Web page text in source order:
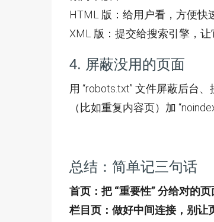
HTML 版：给用户看，方便快
XML 版：提交给搜索引擎，让
4. 屏蔽没用的页面
用 “robots.txt” 文件屏蔽后台
（比如重复内容页）加
总结：简单记三句话
首页：把 “重要性” 分给对的
栏目页：做好中间连接，别让